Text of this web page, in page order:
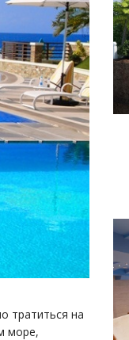
тратиться на
море,